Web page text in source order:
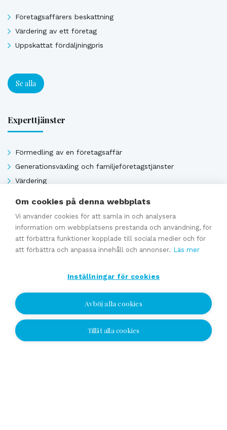
Företagsaffärers beskattning
Värdering av ett företag
Uppskattat fördäljningpris
Se alla
Experttjänster
Förmedling av en företagsaffär
Generationsväxling och familjeföretagstjänster
Värdering
Se alla
Jag vill bli kontaktad
Om cookies på denna webbplats
Vi använder cookies för att samla in och analysera
information om webbplatsens prestanda och användning, för
att förbättra funktioner kopplade till sociala medier och för
att förbättra och anpassa innehåll och annonser. Läs mer
Inställningar för cookies
Avböj alla cookies
Tillåt alla cookies